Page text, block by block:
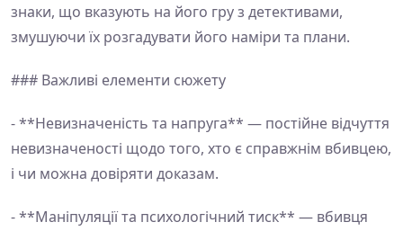
знаки, що вказують на його гру з детективами,
змушуючи їх розгадувати його наміри та плани.
### Важливі елементи сюжету
- **Невизначеність та напруга** — постійне відчуття
невизначеності щодо того, хто є справжнім вбивцею,
і чи можна довіряти доказам.
- **Маніпуляції та психологічний тиск** — вбивця